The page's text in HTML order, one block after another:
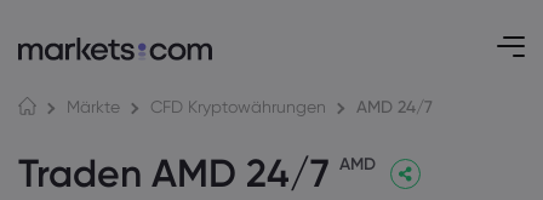
Märkte CFD Kryptowährungen AMD 24/7
Traden AMD 24/7 AMD